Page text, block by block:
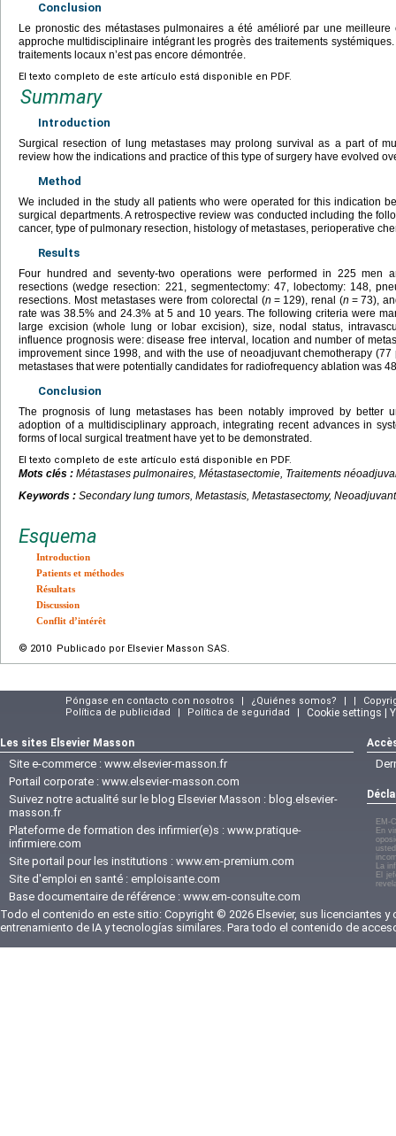
Conclusion
Le pronostic des métastases pulmonaires a été amélioré par une
approche multidisciplinaire intégrant les progrès des traitements
traitements locaux n’est pas encore démontrée.
El texto completo de este artículo está disponible en PDF.
Summary
Introduction
Surgical resection of lung metastases may prolong survival as a part of
review how the indications and practice of this type of surgery have evolved
Method
We included in the study all patients who were operated for this indication
surgical departments. A retrospective review was conducted including the
cancer, type of pulmonary resection, histology of metastases, perioperative
Results
Four hundred and seventy-two operations were performed in 225 men
resections (wedge resection: 221, segmentectomy: 47, lobectomy: 148,
resections. Most metastases were from colorectal (n = 129), renal (n = 73),
rate was 38.5% and 24.3% at 5 and 10 years. The following criteria were
large excision (whole lung or lobar excision), size, nodal status,
influence prognosis were: disease free interval, location and number of
improvement since 1998, and with the use of neoadjuvant chemotherapy
metastases that were potentially candidates for radiofrequency ablation was
Conclusion
The prognosis of lung metastases has been notably improved by better
adoption of a multidisciplinary approach, integrating recent advances in
forms of local surgical treatment have yet to be demonstrated.
El texto completo de este artículo está disponible en PDF.
Mots clés : Métastases pulmonaires, Métastasectomie, Traitements
Keywords : Secondary lung tumors, Metastasis, Metastasectomy,
Esquema
Introduction
Patients et méthodes
Résultats
Discussion
Conflit d’intérêt
© 2010 Publicado por Elsevier Masson SAS.
Póngase en contacto con nosotros ¿Quiénes somos?
Política de publicidad
Política de seguridad Cookie settings |
Les sites Elsevier Masson
Site e-commerce : www.elsevier-masson.fr
Portail corporate : www.elsevier-masson.com
Suivez notre actualité sur le blog Elsevier Masson : blog.elsevier-
masson.fr
Plateforme de formation des infirmier(e)s : www.pratique-
infirmiere.com
Site portail pour les institutions : www.em-premium.com
Site d'emploi en santé : emploisante.com
Base documentaire de référence : www.em-consulte.com
EM-
En
La
El
Todo el contenido en este sitio: Copyright © 2026 Elsevier, sus licenciantes
entrenamiento de IA y tecnologías similares. Para todo el contenido de